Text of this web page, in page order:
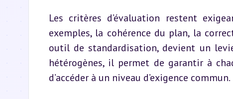
Les critères d’évaluation restent
exemples, la cohérence du plan, la
outil de standardisation, devient un
hétérogènes, il permet de garantir à
d’accéder à un niveau d’exigence commun.